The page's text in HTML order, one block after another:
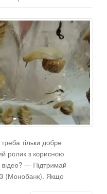
тільки добре
ролик з корисною
— Підтримай
(Монобанк). Якщо